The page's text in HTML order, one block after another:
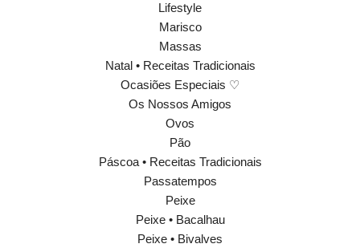
Lifestyle
Marisco
Massas
Natal • Receitas Tradicionais
Ocasiões Especiais ♡
Os Nossos Amigos
Ovos
Pão
Páscoa • Receitas Tradicionais
Passatempos
Peixe
Peixe • Bacalhau
Peixe • Bivalves